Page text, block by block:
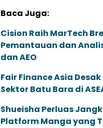
Baca Juga:
Cision Raih MarTech
Pemantauan dan
dan AEO
Fair Finance Asia
Sektor Batu Bara di
Shueisha Perluas
Platform Manga yang